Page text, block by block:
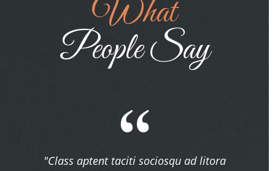
What
People Say
"Class aptent taciti sociosqu ad litora